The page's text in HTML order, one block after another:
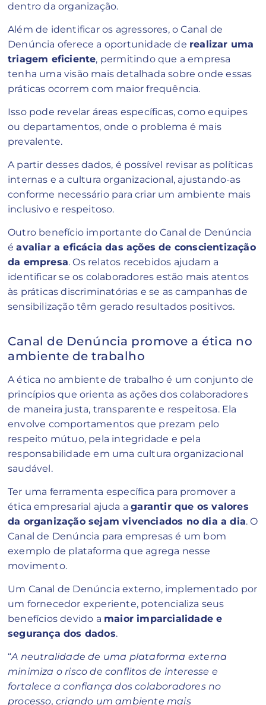
dentro da organização.
Além de identificar os agressores, o Canal de
Denúncia oferece a oportunidade de realizar uma
triagem eficiente, permitindo que a empresa
tenha uma visão mais detalhada sobre onde essas
práticas ocorrem com maior frequência.
Isso pode revelar áreas específicas, como equipes
ou departamentos, onde o problema é mais
prevalente.
A partir desses dados, é possível revisar as políticas
internas e a cultura organizacional, ajustando-as
conforme necessário para criar um ambiente mais
inclusivo e respeitoso.
Outro benefício importante do Canal de Denúncia
éavaliar a eficácia das ações de conscientização
da empresa. Os relatos recebidos ajudam a
identificar se os colaboradores estão mais atentos
às práticas discriminatórias e se as campanhas de
sensibilização têm gerado resultados positivos.
Canal de Denúncia promove a ética no
ambiente de trabalho
A ética no ambiente de trabalho é um conjunto de
princípios que orienta as ações dos colaboradores
de maneira justa, transparente e respeitosa. Ela
envolve comportamentos que prezam pelo
respeito mútuo, pela integridade e pela
responsabilidade em uma cultura organizacional
saudável.
Ter uma ferramenta específica para promover a
ética empresarial ajuda agarantir que os valores
da organização sejam vivenciados no dia a dia. O
Canal de Denúncia para empresas é um bom
exemplo de plataforma que agrega nesse
movimento.
Um Canal de Denúncia externo, implementado por
um fornecedor experiente, potencializa seus
benefícios devido a maior imparcialidade e
segurança dos dados.
“A neutralidade de uma plataforma externa
minimiza o risco de conflitos de interesse e
fortalece a confiança dos colaboradores no
processo, criando um ambiente mais